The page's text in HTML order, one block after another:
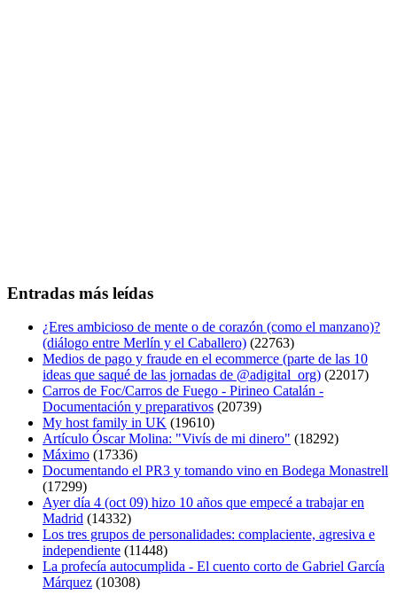
Entradas más leídas
¿Eres ambicioso de mente o de corazón (como el manzano)?
(diálogo entre Merlín y el Caballero) (22763)
Medios de pago y fraude en el ecommerce (parte de las 10
ideas que saqué de las jornadas de @adigital_org) (22017)
Carros de Foc/Carros de Fuego - Pirineo Catalán -
Documentación y preparativos (20739)
My host family in UK (19610)
Artículo Óscar Molina: "Vivís de mi dinero" (18292)
Máximo (17336)
Documentando el PR3 y tomando vino en Bodega Monastrell
(17299)
Ayer día 4 (oct 09) hizo 10 años que empecé a trabajar en
Madrid (14332)
Los tres grupos de personalidades: complaciente, agresiva e
independiente (11448)
La profecía autocumplida - El cuento corto de Gabriel García
Márquez (10308)